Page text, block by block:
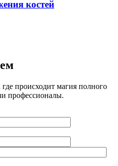
костей
происходит магия полного
профессионалы.